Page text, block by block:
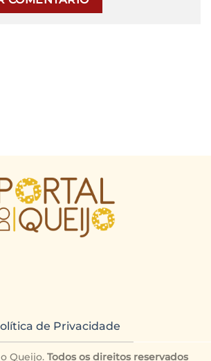
de Privacidade
Queijo. Todos os direitos reservados